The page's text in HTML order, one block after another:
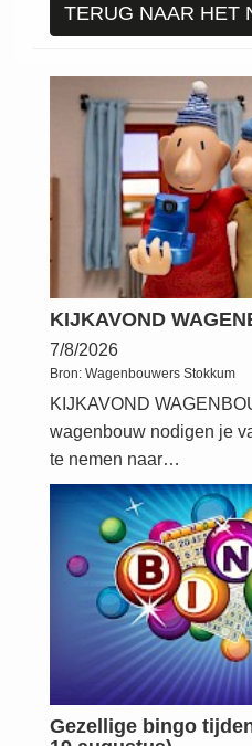
TERUG NAAR HET
KIJKAVOND
7/8/2026
Bron: Wagenbouwers Stokkum
KIJKAVOND
wagenbouw nodigen je
te nemen naar…
Gezellige bingo